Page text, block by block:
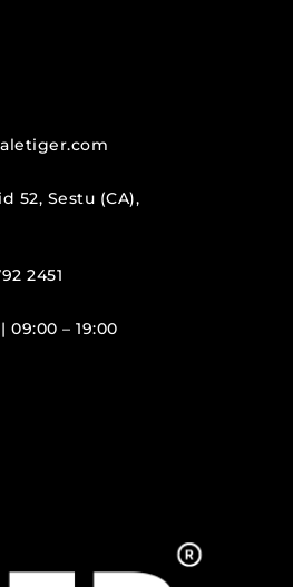
52, Sestu (CA),
2451
09:00 – 19:00